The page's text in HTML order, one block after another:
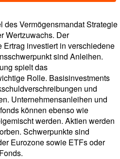
des Vermögensmandat Strategie
Wertzuwachs. Der
Ertrag investiert in verschiedene
sind Anleihen.
spielt das
Rolle. Basisinvestments
und
Unternehmensanleihen und
können ebenso wie
werden. Aktien werden
Schwerpunkte sind
Eurozone sowie ETFs oder